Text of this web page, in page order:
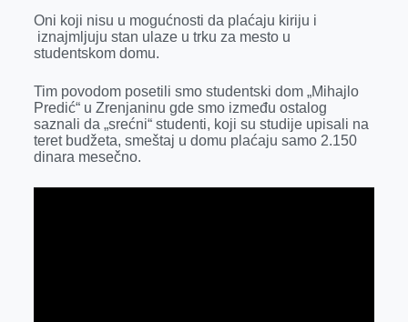
k
e
r
n
p
Oni koji nisu u mogućnosti da plaćaju kiriju i
iznajmljuju stan ulaze u trku za mesto u
studentskom domu.
Tim povodom posetili smo studentski dom „Mihajlo
Predić“ u Zrenjaninu gde smo između ostalog
saznali da „srećni“ studenti, koji su studije upisali na
teret budžeta, smeštaj u domu plaćaju samo 2.150
dinara mesečno.